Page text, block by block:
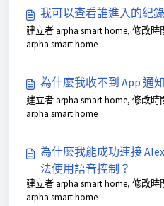
我可以查看誰進入的紀
建立者 arpha smart home, 修改時
arpha smart home
為什麼我收不到 App 通
建立者 arpha smart home, 修改時
arpha smart home
為什麼我能成功連接
法使用語音控制？
建立者 arpha smart home, 修改時
arpha smart home